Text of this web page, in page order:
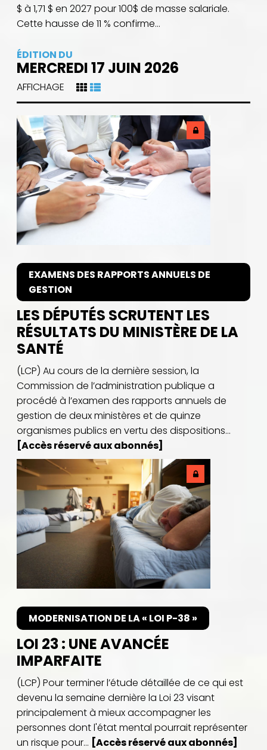
$ à 1,71 $ en 2027 pour 100$ de masse salariale.
Cette hausse de 11 % confirme...
ÉDITION DU
MERCREDI 17 JUIN 2026
AFFICHAGE
EXAMENS DES RAPPORTS ANNUELS DE
GESTION
LES DÉPUTÉS SCRUTENT LES
RÉSULTATS DU MINISTÈRE DE LA
SANTÉ
(LCP) Au cours de la dernière session, la
Commission de l’administration publique a
procédé à l’examen des rapports annuels de
gestion de deux ministères et de quinze
organismes publics en vertu des dispositions...
[Accès réservé aux abonnés]
MODERNISATION DE LA « LOI P-38 »
LOI 23 : UNE AVANCÉE
IMPARFAITE
(LCP) Pour terminer l’étude détaillée de ce qui est
devenu la semaine dernière la Loi 23 visant
principalement à mieux accompagner les
personnes dont l'état mental pourrait représenter
un risque pour... [Accès réservé aux abonnés]